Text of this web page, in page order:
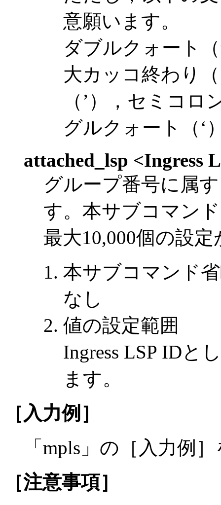
意願います。
ダブルクォート
大カッコ終わり
（’），セミコ
グルクォート（‘
attached_lsp <Ingress
グループ番号に属
す。本サブコマン
最大10,000個の設
本サブコマンド
なし
値の設定範囲
Ingress LSP IDと
ます。
［入力例］
「mpls」の［入力例
［注意事項］